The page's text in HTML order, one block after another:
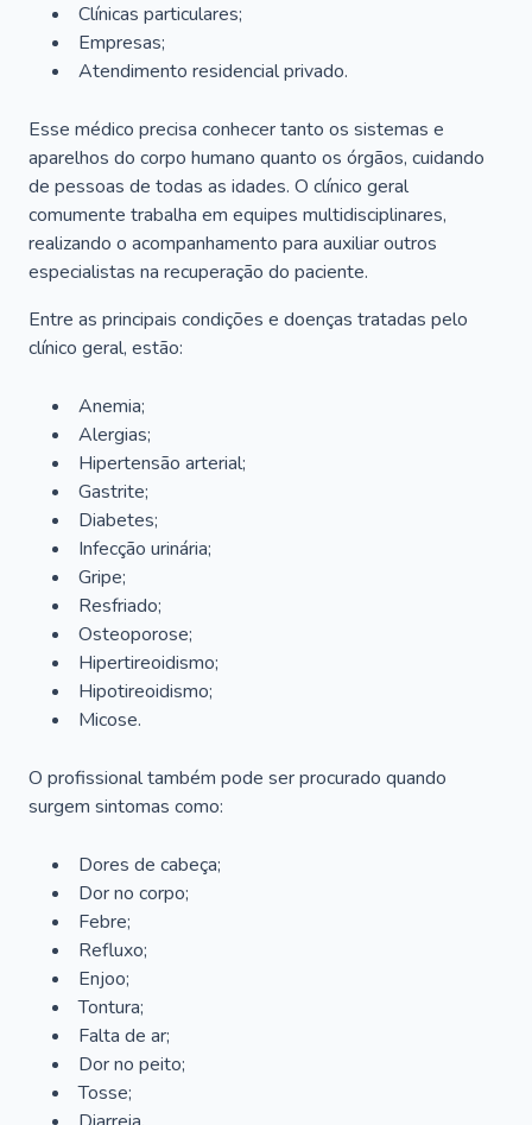
Clínicas particulares;
Empresas;
Atendimento residencial privado.
Esse médico precisa conhecer tanto os sistemas e
aparelhos do corpo humano quanto os órgãos, cuidando
de pessoas de todas as idades. O clínico geral
comumente trabalha em equipes multidisciplinares,
realizando o acompanhamento para auxiliar outros
especialistas na recuperação do paciente.
Entre as principais condições e doenças tratadas pelo
clínico geral, estão:
Anemia;
Alergias;
Hipertensão arterial;
Gastrite;
Diabetes;
Infecção urinária;
Gripe;
Resfriado;
Osteoporose;
Hipertireoidismo;
Hipotireoidismo;
Micose.
O profissional também pode ser procurado quando
surgem sintomas como:
Dores de cabeça;
Dor no corpo;
Febre;
Refluxo;
Enjoo;
Tontura;
Falta de ar;
Dor no peito;
Tosse;